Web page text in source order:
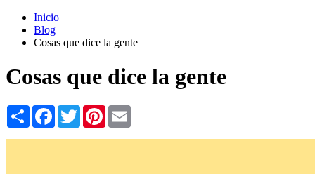
Inicio
Blog
Cosas que dice la gente
Cosas que dice la gente
Share Facebook
TwitterPinterest